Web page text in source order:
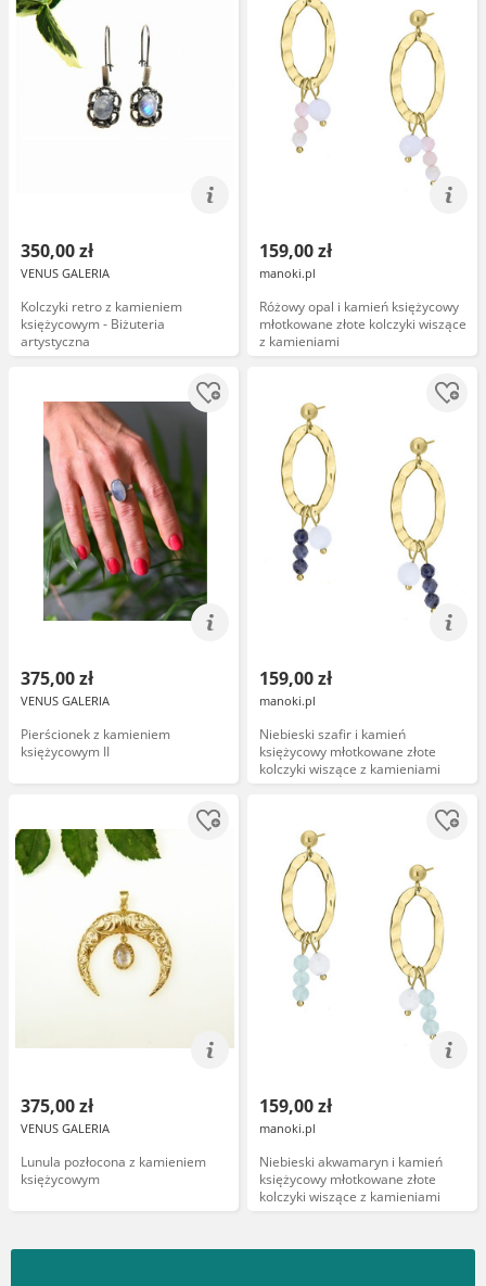
350,00 zł
VENUS GALERIA
Kolczyki retro z kamieniem
księżycowym - Biżuteria
artystyczna
159,00 zł
manoki.pl
Różowy opal i kamień księżycowy
młotkowane złote kolczyki wiszące
z kamieniami
375,00 zł
VENUS GALERIA
Pierścionek z kamieniem
księżycowym II
159,00 zł
manoki.pl
Niebieski szafir i kamień
księżycowy młotkowane złote
kolczyki wiszące z kamieniami
375,00 zł
VENUS GALERIA
Lunula pozłocona z kamieniem
księżycowym
159,00 zł
manoki.pl
Niebieski akwamaryn i kamień
księżycowy młotkowane złote
kolczyki wiszące z kamieniami